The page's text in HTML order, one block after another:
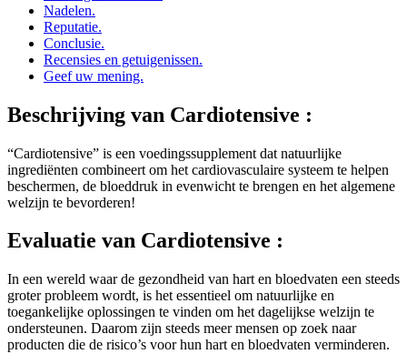
Nadelen.
Reputatie.
Conclusie.
Recensies en getuigenissen.
Geef uw mening.
Beschrijving van Cardiotensive :
“Cardiotensive” is een voedingssupplement dat natuurlijke
ingrediënten combineert om het cardiovasculaire systeem te helpen
beschermen, de bloeddruk in evenwicht te brengen en het algemene
welzijn te bevorderen!
Evaluatie van Cardiotensive :
In een wereld waar de gezondheid van hart en bloedvaten een steeds
groter probleem wordt, is het essentieel om natuurlijke en
toegankelijke oplossingen te vinden om het dagelijkse welzijn te
ondersteunen. Daarom zijn steeds meer mensen op zoek naar
producten die de risico’s voor hun hart en bloedvaten verminderen.